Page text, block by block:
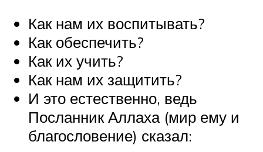
Как нам их воспитывать?
Как обеспечить?
Как их учить?
Как нам их защитить?
И это естественно, ведь
Посланник Аллаха (мир ему и
благословение) сказал: